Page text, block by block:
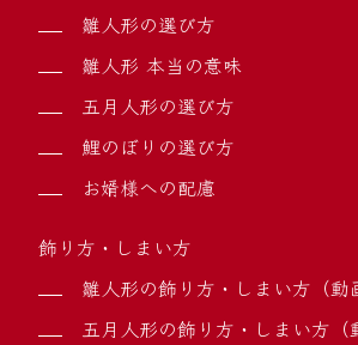
雛人形の選び方
雛人形 本当の意味
五月人形の選び方
鯉のぼりの選び方
お婿様への配慮
飾り方・しまい方
雛人形の飾り方・しまい方（動
五月人形の飾り方・しまい方（